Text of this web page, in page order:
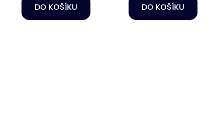
DO KOŠÍKU DO KOŠÍKU